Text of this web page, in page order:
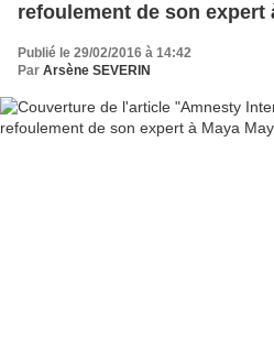
refoulement de son expert
Publié le 29/02/2016 à 14:42
Par Arsène SEVERIN